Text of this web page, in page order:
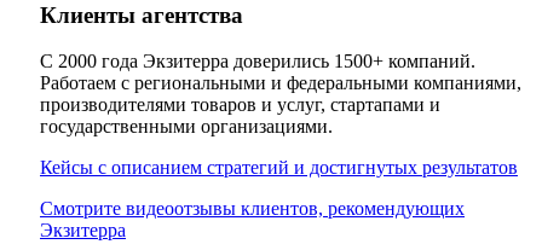
Клиенты агентства
С 2000 года Экзитерра доверились 1500+ компаний.
Работаем с региональными и федеральными компаниями,
производителями товаров и услуг, стартапами и
государственными организациями.
Кейсы с описанием стратегий и достигнутых результатов
Смотрите видеоотзывы клиентов, рекомендующих
Экзитерра